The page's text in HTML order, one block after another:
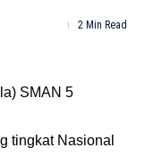
2 Min Read
SMAN 5
tingkat Nasional